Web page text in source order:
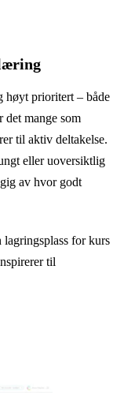
høyt prioritert – både
det mange som
til aktiv deltakelse.
eller uoversiktlig
av hvor godt
for kurs
til